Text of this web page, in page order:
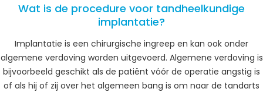
Wat is de procedure voor tandheelkundige
implantatie?
Implantatie is een chirurgische ingreep en kan ook onder
algemene verdoving worden uitgevoerd. Algemene verdoving is
bijvoorbeeld geschikt als de patiënt vóór de operatie angstig is
of als hij of zij over het algemeen bang is om naar de tandarts